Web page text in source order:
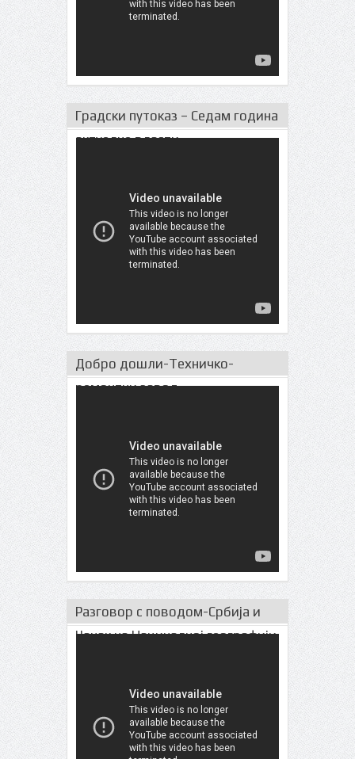
Градски путоказ – Седам година
актуeлне власти
Добро дошли-Техничко-
ремонтни завод
Разговор с поводом-Србија и
Чачак на Нациналној географији